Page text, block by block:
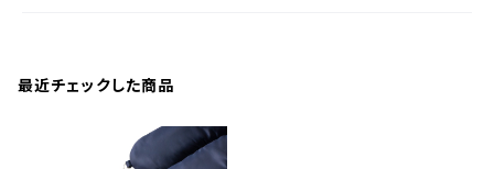
最近チェックした商品